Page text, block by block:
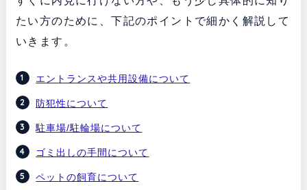
たい方のために、下記のポイントで細かく解説して
いきます。
エントランスや共用設備について
防犯性について
駐車場/駐輪場について
ゴミ出しの手間について
ペットの飼育について